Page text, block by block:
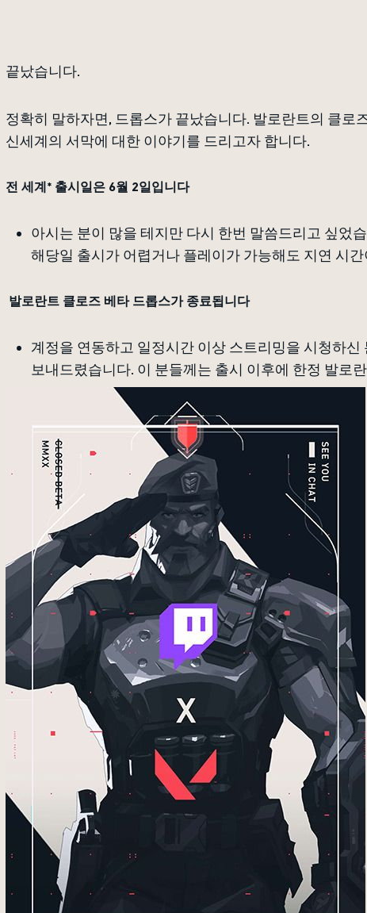
끝났습니다.
정확히 말하자면, 드롭스가 끝났습니다. 발로란트의 클로
신세계의 서막에 대한 이야기를 드리고자 합니다.
전 세계* 출시일은 6월 2일입니다
아시는 분이 많을 테지만 다시 한번 말씀드리고 싶었
해당일 출시가 어렵거나 플레이가 가능해도 지연 시
발로란트 클로즈 베타 드롭스가 종료됩니다
계정을 연동하고 일정시간 이상 스트리밍을 시청하
보내드렸습니다. 이 분들께는 출시 이후에 한정 발로